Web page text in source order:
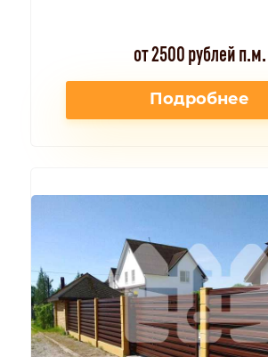
от 2500 рублей п.м.
Подробнее